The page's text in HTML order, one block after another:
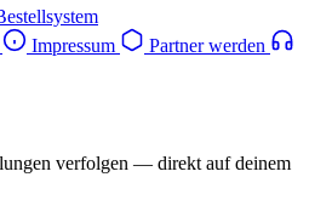
Impressum
Partner werden
verfolgen — direkt auf deinem